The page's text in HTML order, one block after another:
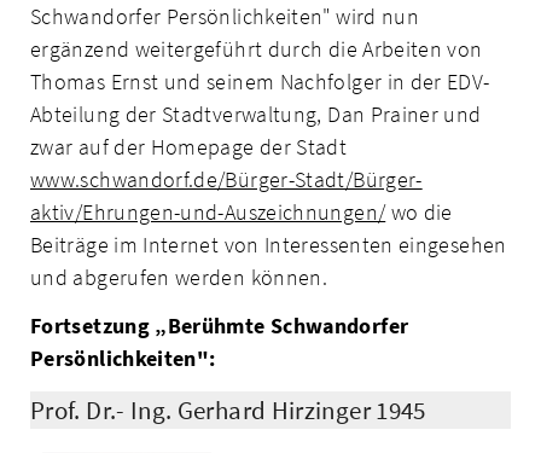
Schwandorfer Persönlichkeiten" wird nun
ergänzend weitergeführt durch die Arbeiten von
Thomas Ernst und seinem Nachfolger in der EDV­
Abteilung der Stadtverwaltung, Dan Prainer und
zwar auf der Homepage der Stadt
www.schwandorf.de/Bürger-Stadt/Bürger-
aktiv/Ehrungen-und-Auszeichnungen/wo die
Beiträge im Internet von Interessenten eingesehen
und abgerufen werden können.
Fortsetzung „Berühmte Schwandorfer
Persönlichkeiten":
Prof. Dr.- Ing. Gerhard Hirzinger 1945